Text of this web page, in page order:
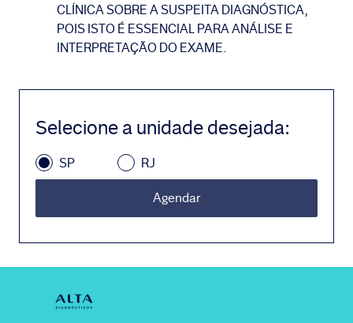
CLÍNICA SOBRE A SUSPEITA DIAGNÓSTICA,
POIS ISTO É ESSENCIAL PARA ANÁLISE E
INTERPRETAÇÃO DO EXAME.
Selecione a unidade desejada:
SP RJ
Agendar